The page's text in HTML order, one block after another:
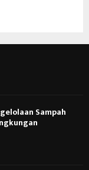
Sampah